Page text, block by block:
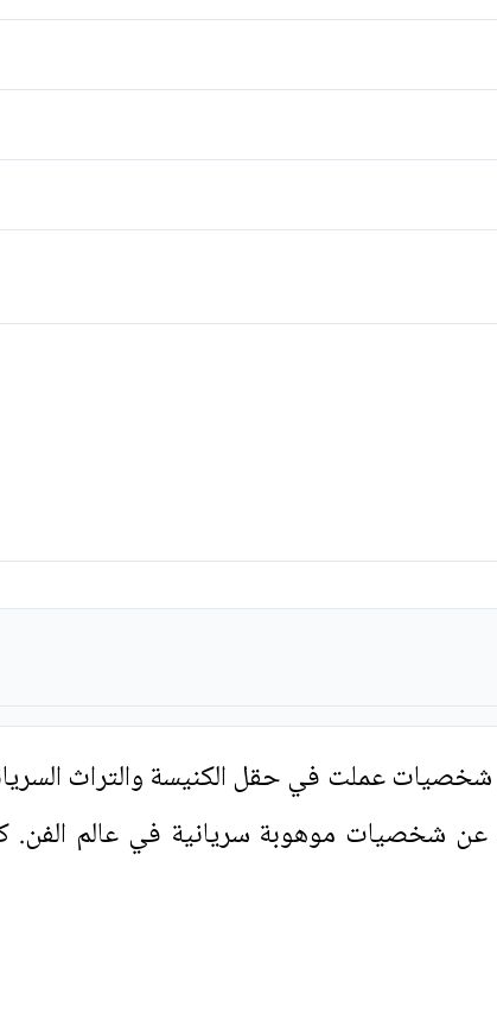
عملت في حقل الكنيسة والتراث
عن شخصيات موهوبة سريانية في عالم الفن.